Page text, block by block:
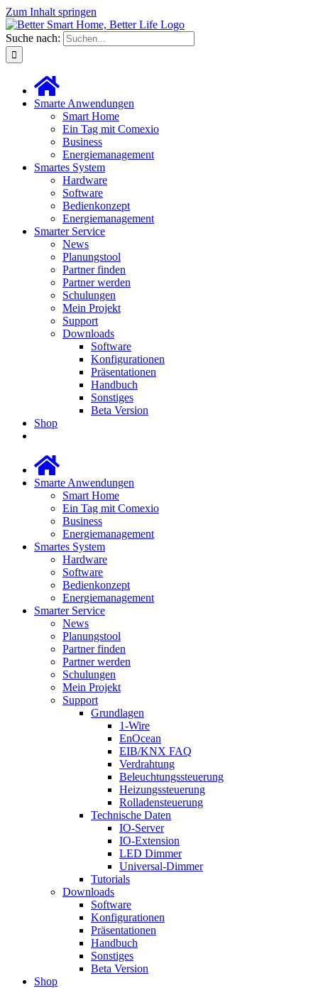
Zum Inhalt springen
Suche nach:
Smarte Anwendungen
Smart Home
Ein Tag mit Comexio
Business
Energiemanagement
Smartes System
Hardware
Software
Bedienkonzept
Energiemanagement
Smarter Service
News
Planungstool
Partner finden
Partner werden
Schulungen
Mein Projekt
Support
Downloads
Software
Konfigurationen
Präsentationen
Handbuch
Sonstiges
Beta Version
Shop
Smarte Anwendungen
Smart Home
Ein Tag mit Comexio
Business
Energiemanagement
Smartes System
Hardware
Software
Bedienkonzept
Energiemanagement
Smarter Service
News
Planungstool
Partner finden
Partner werden
Schulungen
Mein Projekt
Support
Grundlagen
1-Wire
EnOcean
EIB/KNX FAQ
Verdrahtung
Beleuchtungssteuerung
Heizungssteuerung
Rolladensteuerung
Technische Daten
IO-Server
IO-Extension
LED Dimmer
Universal-Dimmer
Tutorials
Downloads
Software
Konfigurationen
Präsentationen
Handbuch
Sonstiges
Beta Version
Shop